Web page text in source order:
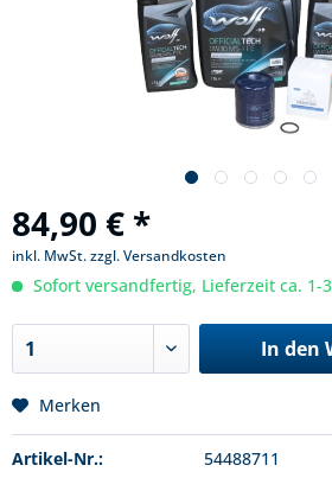
84,90 € *
inkl. MwSt.zzgl. Versandkosten
Sofort versandfertig, Lieferzeit ca. 1-
In den
Merken
Artikel-Nr.:
54488711